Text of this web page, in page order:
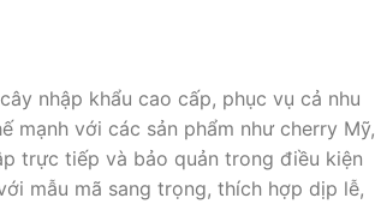
nhập khẩu cao cấp, phục vụ cả nhu
mạnh với các sản phẩm như cherry Mỹ,
trực tiếp và bảo quản trong điều kiện
mẫu mã sang trọng, thích hợp dịp lễ,